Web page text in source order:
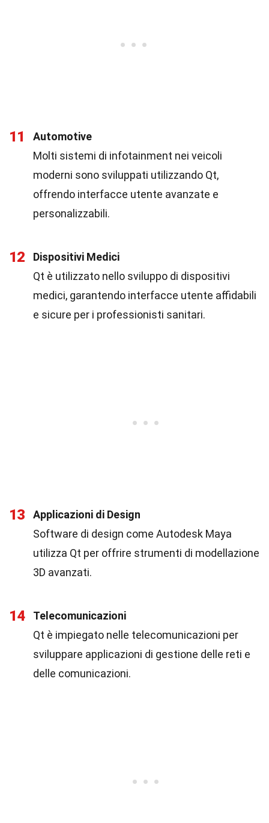
11
Automotive
Molti sistemi di infotainment nei veicoli
moderni sono sviluppati utilizzando Qt,
offrendo interfacce utente avanzate e
personalizzabili.
12
Dispositivi Medici
Qt è utilizzato nello sviluppo di dispositivi
medici, garantendo interfacce utente affidabili
e sicure per i professionisti sanitari.
13
Applicazioni di Design
Software di design come Autodesk Maya
utilizza Qt per offrire strumenti di modellazione
3D avanzati.
14
Telecomunicazioni
Qt è impiegato nelle telecomunicazioni per
sviluppare applicazioni di gestione delle reti e
delle comunicazioni.